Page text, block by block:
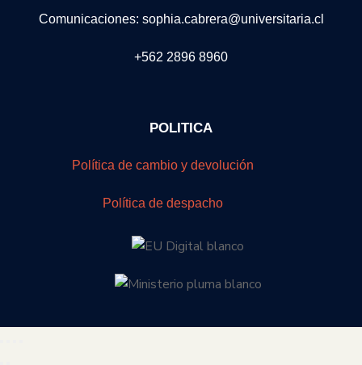
Comunicaciones: sophia.cabrera@universitaria.cl
+562 2896 8960
POLITICA
Política de cambio y devolución
Política de despacho